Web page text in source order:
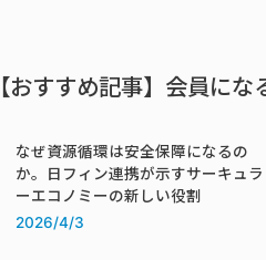
【おすすめ記事】会員にな
なぜ資源循環は安全保障になるの
か。日フィン連携が示すサーキュラ
ーエコノミーの新しい役割
2026/4/3